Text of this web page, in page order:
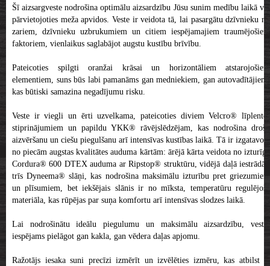
Šī aizsargveste nodrošina optimālu aizsardzību Jūsu sunim medību laikā vai
pārvietojoties meža apvidos. Veste ir veidota tā, lai pasargātu dzīvnieku no
zariem, dzīvnieku uzbrukumiem un citiem iespējamajiem traumējošiem
faktoriem, vienlaikus saglabājot augstu kustību brīvību.
Pateicoties spilgti oranžai krāsai un horizontāliem atstarojošiem
elementiem, suns būs labi pamanāms gan medniekiem, gan autovadītājiem,
kas būtiski samazina negadījumu risku.
Veste ir viegli un ērti uzvelkama, pateicoties diviem Velcro® līplentes
stiprinājumiem un papildu YKK® rāvējslēdzējam, kas nodrošina drošu
aizvēršanu un ciešu piegulšanu arī intensīvas kustības laikā. Tā ir izgatavota
no piecām augstas kvalitātes auduma kārtām: ārējā kārta veidota no izturīga
Cordura® 600 DTEX auduma ar Ripstop® struktūru, vidējā daļā iestrādāti
trīs Dyneema® slāņi, kas nodrošina maksimālu izturību pret griezumiem
un plīsumiem, bet iekšējais slānis ir no mīksta, temperatūru regulējoša
materiāla, kas rūpējas par suņa komfortu arī intensīvas slodzes laikā.
Lai nodrošinātu ideālu piegulumu un maksimālu aizsardzību, vestei
iespējams pielāgot gan kakla, gan vēdera daļas apjomu.
Ražotājs iesaka suni precīzi izmērīt un izvēlēties izmēru, kas atbilst tā